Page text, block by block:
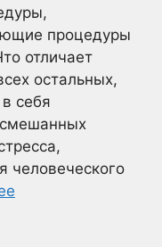
процедуры
отличает
остальных,
себя
смешанных
человеческого